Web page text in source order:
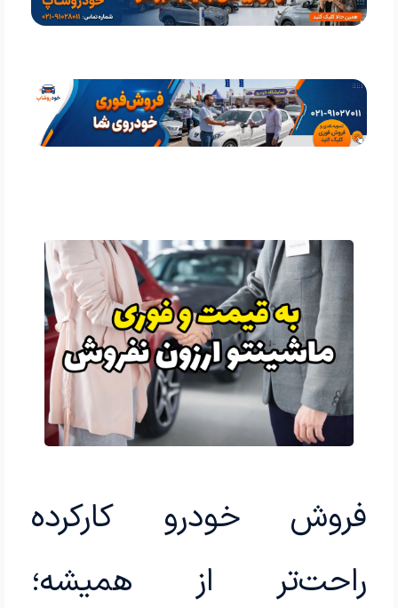
فروش خودرو کارکرده
راحت‌تر از همیشه؛